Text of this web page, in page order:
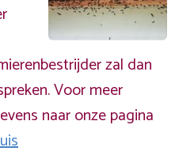
zal dan
Voor meer
naar onze pagina